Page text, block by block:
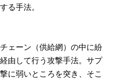
る手法。
ェーン（供給網）の中に紛
由して行う攻撃手法。サプ
に弱いところを突き、そこ